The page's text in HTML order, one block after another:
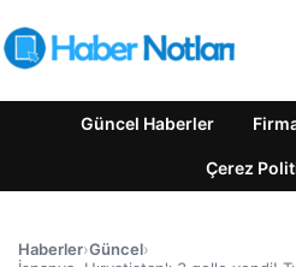
Güncel Haberler
Çerez
Haberler›Güncel›